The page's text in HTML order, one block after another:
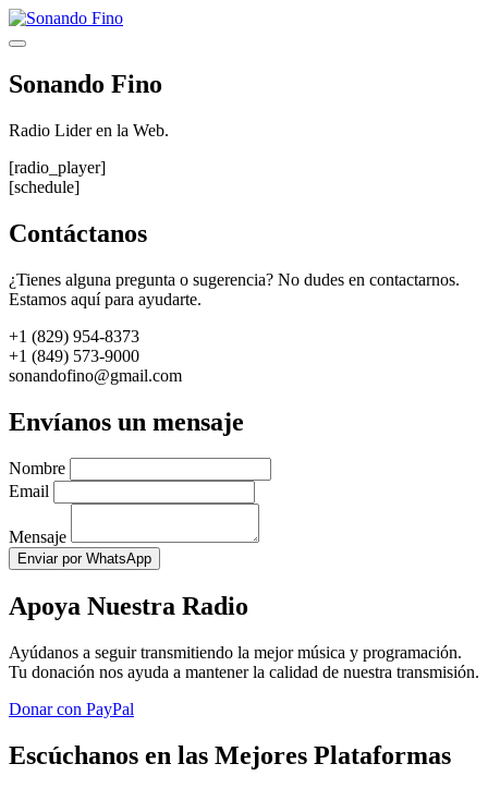
Saltar
al
Menú
Sonando Fino
Radio Lider en la Web.
[radio_player]
[schedule]
Contáctanos
¿Tienes alguna pregunta o sugerencia? No dudes en contactarnos.
Estamos aquí para ayudarte.
+1 (829) 954-8373
+1 (849) 573-9000
sonandofino@gmail.com
Envíanos un mensaje
Nombre
Email
Mensaje
Enviar por WhatsApp
Apoya Nuestra Radio
Ayúdanos a seguir transmitiendo la mejor música y programación.
Tu donación nos ayuda a mantener la calidad de nuestra transmisión.
Donar con PayPal
Escúchanos en las Mejores Plataformas